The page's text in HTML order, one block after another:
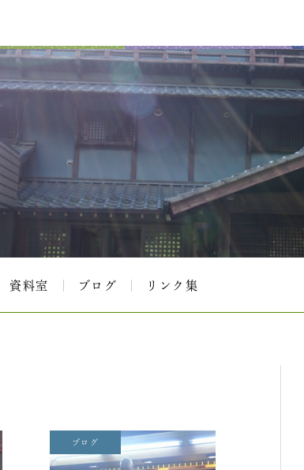
資料室 ブログ リンク集
ブログ